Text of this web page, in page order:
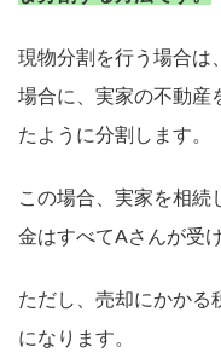
現物分割を行う場合は
場合に、実家の不動産
たように分割します。
この場合、実家を相続
金はすべてAさんが受
ただし、売却にかかる
になります。